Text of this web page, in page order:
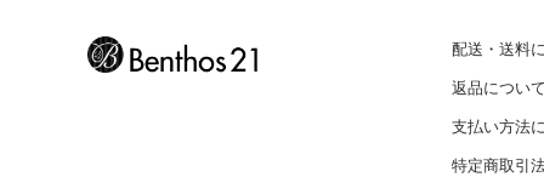
配送・送料
返品について
支払い方法
特定商取引